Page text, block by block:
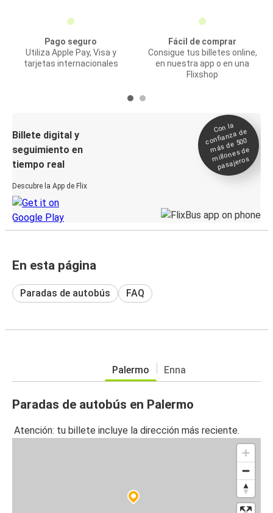
Pago seguro
Utiliza Apple Pay, Visa y
tarjetas internacionales
Fácil de comprar
Consigue tus billetes online,
en nuestra app o en una
Flixshop
Billete digital y
seguimiento en
tiempo real
Descubre la App de Flix
Con la
confianza de
más de 500
millones de
pasajeros
En esta página
Paradas de autobús FAQ
Palermo Enna
Paradas de autobús en Palermo
Atención: tu billete incluye la dirección más reciente.